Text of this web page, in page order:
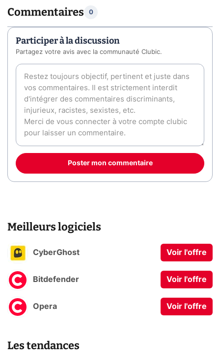
Commentaires 0
Participer à la discussion
Partagez votre avis avec la communauté Clubic.
Poster mon commentaire
Meilleurs logiciels
CyberGhost Voir l'offre
Bitdefender Voir l'offre
Opera Voir l'offre
Les tendances